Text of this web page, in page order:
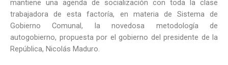
mantiene una agenda de socialización con toda la clase
trabajadora de esta factoría, en materia de Sistema de
Gobierno Comunal, la novedosa metodología de
autogobierno, propuesta por el gobierno del presidente de la
República, Nicolás Maduro.